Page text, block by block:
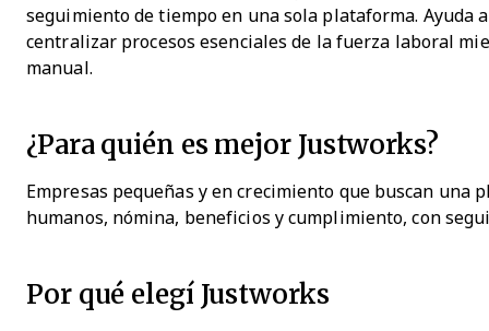
seguimiento de tiempo en una sola plataforma. Ayuda
centralizar procesos esenciales de la fuerza laboral
manual.
¿Para quién es mejor Justworks?
Empresas pequeñas y en crecimiento que buscan una
humanos, nómina, beneficios y cumplimiento, con
Por qué elegí Justworks